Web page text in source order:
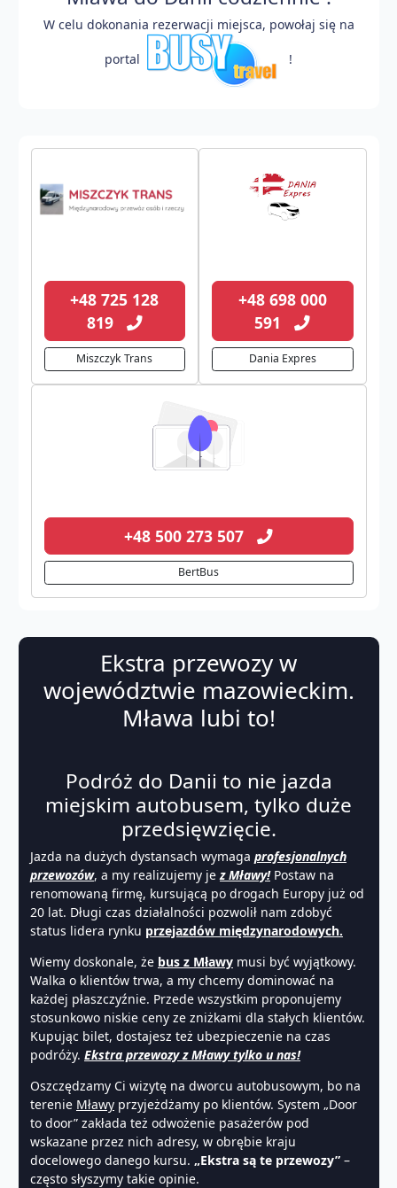
W celu dokonania rezerwacji miejsca, powołaj się na
portal !
+48 725 128
819
Miszczyk Trans
+48 698 000
591
Dania Expres
+48 500 273 507
BertBus
Ekstra przewozy w
województwie mazowieckim.
Mława lubi to!
Podróż do Danii to nie jazda
miejskim autobusem, tylko duże
przedsięwzięcie.
Jazda na dużych dystansach wymaga profesjonalnych
przewozów, a my realizujemy je z Mławy!Postaw na
renomowaną firmę, kursującą po drogach Europy już od
20 lat. Długi czas działalności pozwolił nam zdobyć
status lidera rynku przejazdów międzynarodowych.
Wiemy doskonale, że bus z Mławy musi być wyjątkowy.
Walka o klientów trwa, a my chcemy dominować na
każdej płaszczyźnie. Przede wszystkim proponujemy
stosunkowo niskie ceny ze zniżkami dla stałych klientów.
Kupując bilet, dostajesz też ubezpieczenie na czas
podróży. Ekstra przewozy z Mławy tylko u nas!
Oszczędzamy Ci wizytę na dworcu autobusowym, bo na
terenie Mławy przyjeżdżamy po klientów. System „Door
to door” zakłada też odwożenie pasażerów pod
wskazane przez nich adresy, w obrębie kraju
docelowego danego kursu. „Ekstra są te przewozy” –
często słyszymy takie opinie.